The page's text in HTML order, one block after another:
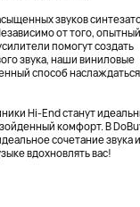
звуков
от того,
помогут создать
звука, наши виниловые
способ наслаждаться
Hi-End станут
комфорт. В
сочетание звука и
вдохновлять вас!